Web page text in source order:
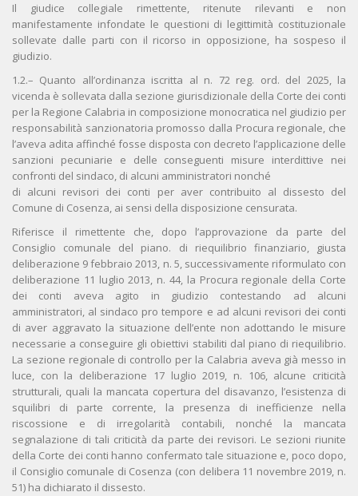
Il giudice collegiale rimettente, ritenute rilevanti e non
manifestamente infondate le questioni di legittimità costituzionale
sollevate dalle parti con il ricorso in opposizione, ha sospeso il
giudizio.
1.2.– Quanto all’ordinanza iscritta al n. 72 reg. ord. del 2025, la
vicenda è sollevata dalla sezione giurisdizionale della Corte dei conti
per la Regione Calabria in composizione monocratica nel giudizio per
responsabilità sanzionatoria promosso dalla Procura regionale, che
l’aveva adita affinché fosse disposta con decreto l’applicazione delle
sanzioni pecuniarie e delle conseguenti misure interdittive nei
confronti del sindaco, di alcuni amministratori nonché
di alcuni revisori dei conti per aver contribuito al dissesto del
Comune di Cosenza, ai sensi della disposizione censurata.
Riferisce il rimettente che, dopo l’approvazione da parte del
Consiglio comunale del piano. di riequilibrio finanziario, giusta
deliberazione 9 febbraio 2013, n. 5, successivamente riformulato con
deliberazione 11 luglio 2013, n. 44, la Procura regionale della Corte
dei conti aveva agito in giudizio contestando ad alcuni
amministratori, al sindaco pro tempore e ad alcuni revisori dei conti
di aver aggravato la situazione dell’ente non adottando le misure
necessarie a conseguire gli obiettivi stabiliti dal piano di riequilibrio.
La sezione regionale di controllo per la Calabria aveva già messo in
luce, con la deliberazione 17 luglio 2019, n. 106, alcune criticità
strutturali, quali la mancata copertura del disavanzo, l’esistenza di
squilibri di parte corrente, la presenza di inefficienze nella
riscossione e di irregolarità contabili, nonché la mancata
segnalazione di tali criticità da parte dei revisori. Le sezioni riunite
della Corte dei conti hanno confermato tale situazione e, poco dopo,
il Consiglio comunale di Cosenza (con delibera 11 novembre 2019, n.
51) ha dichiarato il dissesto.